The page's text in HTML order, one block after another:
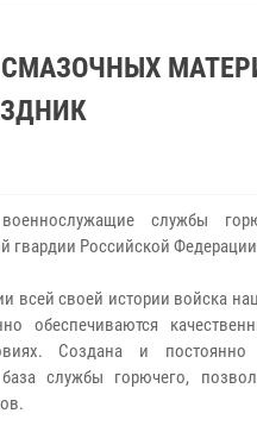
службы
гвардии Российской
всей своей истории войска
обеспечиваются
Создана и постоянно
база службы горючего,